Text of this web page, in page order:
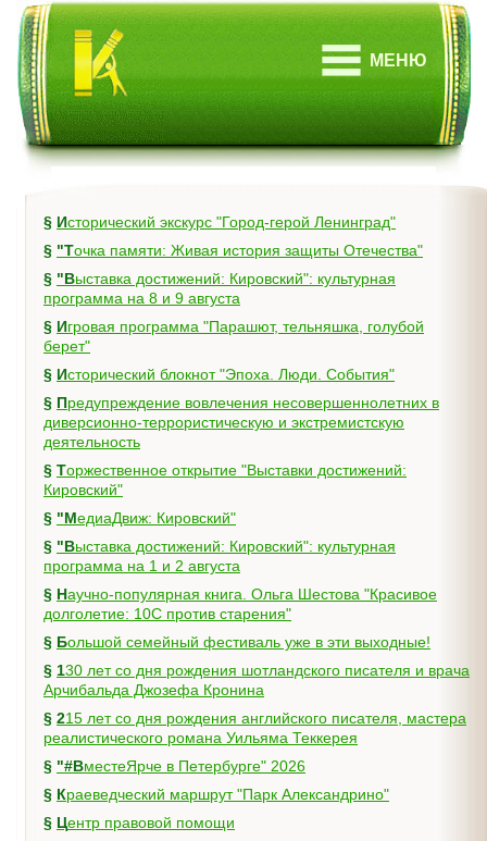
МЕНЮ
§
Исторический экскурс "Город-герой Ленинград"
§
"Точка памяти: Живая история защиты Отечества"
§ "Выставка достижений: Кировский": культурная
программа на 8 и 9 августа
§ Игровая программа "Парашют, тельняшка, голубой
берет"
§
Исторический блокнот "Эпоха. Люди. События"
§ Предупреждение вовлечения несовершеннолетних в
диверсионно-террористическую и экстремистскую
деятельность
§ Торжественное открытие "Выставки достижений:
Кировский"
§
"МедиаДвиж: Кировский"
§ "Выставка достижений: Кировский": культурная
программа на 1 и 2 августа
§ Научно-популярная книга. Ольга Шестова "Красивое
долголетие: 10C против старения"
§
Большой семейный фестиваль уже в эти выходные!
§ 130 лет со дня рождения шотландского писателя и врача
Арчибальда Джозефа Кронина
§ 215 лет со дня рождения английского писателя, мастера
реалистического романа Уильяма Теккерея
§
"#ВместеЯрче в Петербурге" 2026
§
Краеведческий маршрут "Парк Александрино"
§
Центр правовой помощи